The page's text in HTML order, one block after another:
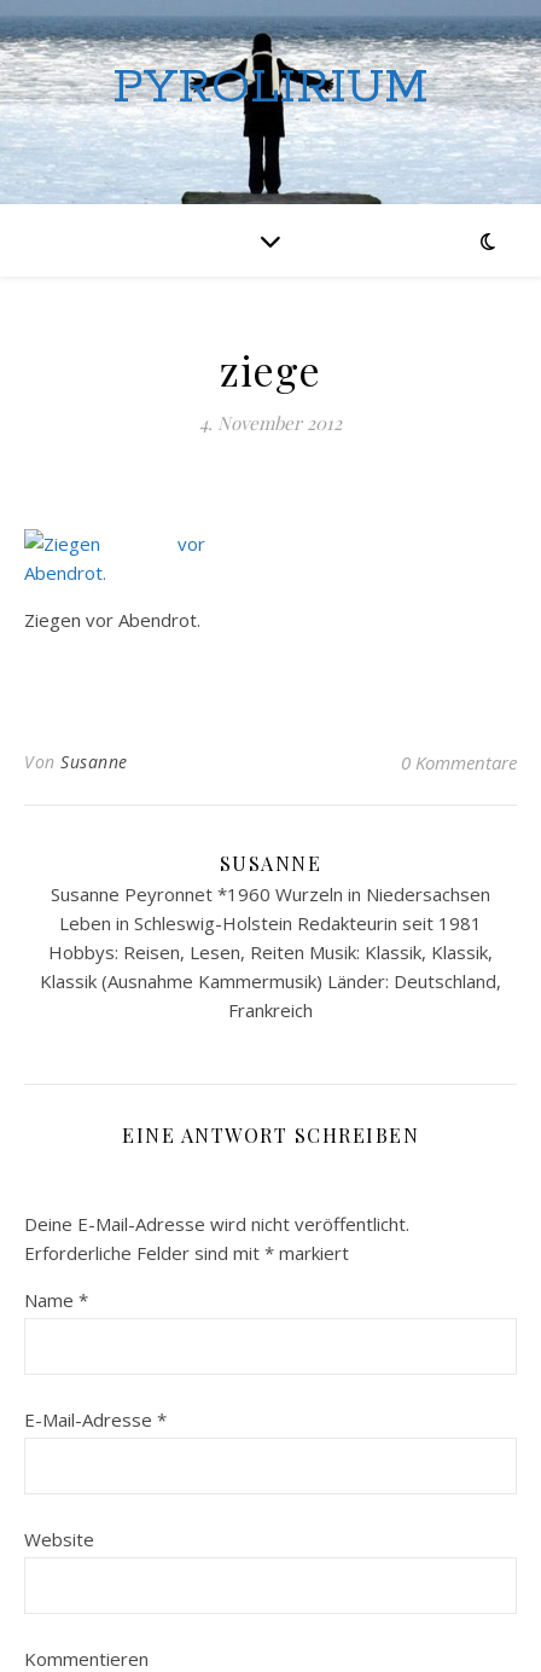
PYROLIRIUM
ziege
4. November 2012
Ziegen vor Abendrot.
Von Susanne 0 Kommentare
SUSANNE
Susanne Peyronnet *1960 Wurzeln in Niedersachsen
Leben in Schleswig-Holstein Redakteurin seit 1981
Hobbys: Reisen, Lesen, Reiten Musik: Klassik, Klassik,
Klassik (Ausnahme Kammermusik) Länder: Deutschland,
Frankreich
EINE ANTWORT SCHREIBEN
Deine E-Mail-Adresse wird nicht veröffentlicht.
Erforderliche Felder sind mit * markiert
Name *
E-Mail-Adresse *
Website
Kommentieren